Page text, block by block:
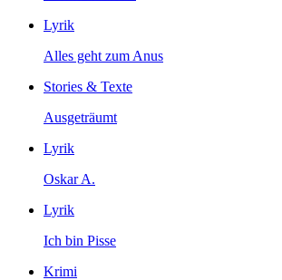
Lyrik
Alles geht zum Anus
Stories & Texte
Ausgeträumt
Lyrik
Oskar A.
Lyrik
Ich bin Pisse
Krimi